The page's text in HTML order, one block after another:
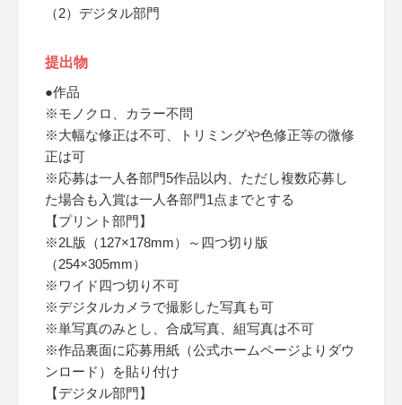
（2）デジタル部門
提出物
●作品
※モノクロ、カラー不問
※大幅な修正は不可、トリミングや色修正等の微修
正は可
※応募は一人各部門5作品以内、ただし複数応募し
た場合も入賞は一人各部門1点までとする
【プリント部門】
※2L版（127×178mm）～四つ切り版
（254×305mm）
※ワイド四つ切り不可
※デジタルカメラで撮影した写真も可
※単写真のみとし、合成写真、組写真は不可
※作品裏面に応募用紙（公式ホームページよりダウ
ンロード）を貼り付け
【デジタル部門】